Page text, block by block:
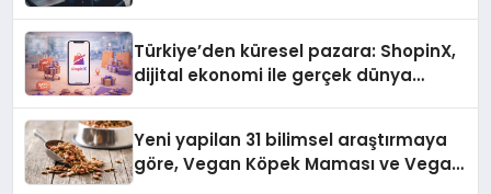
Türkiye’den küresel pazara: ShopinX,
dijital ekonomi ile gerçek dünya
Yeni yapilan 31 bilimsel araştırmaya
göre, Vegan Köpek Maması ve Vegan